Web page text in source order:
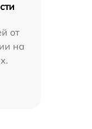
от
на